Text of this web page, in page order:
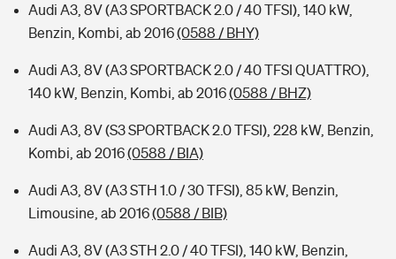
Audi A3, 8V (A3 SPORTBACK 2.0 / 40 TFSI), 140 kW,
Benzin, Kombi, ab 2016(0588 / BHY)
Audi A3, 8V (A3 SPORTBACK 2.0 / 40 TFSI QUATTRO),
140 kW, Benzin, Kombi, ab 2016(0588 / BHZ)
Audi A3, 8V (S3 SPORTBACK 2.0 TFSI), 228 kW, Benzin,
Kombi, ab 2016(0588 / BIA)
Audi A3, 8V (A3 STH 1.0 / 30 TFSI), 85 kW, Benzin,
Limousine, ab 2016(0588 / BIB)
Audi A3, 8V (A3 STH 2.0 / 40 TFSI), 140 kW, Benzin,